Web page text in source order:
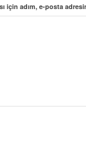
için adım, e-posta